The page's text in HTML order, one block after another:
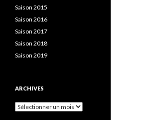
Saison 2015
Saison 2016
Saison 2017
Saison 2018
Saison 2019
ARCHIVES
Archives